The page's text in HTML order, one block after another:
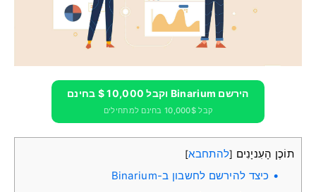
הירשם Binarium וקבל 10,000 $ בחינם
קבל 10,000$ בחינם למתחילים
תוֹכֶן הָעִניָנִים [להתחבא]
כיצד להירשם לחשבון ב-Binarium